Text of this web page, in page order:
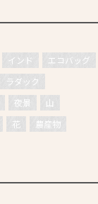
インド
エコバッグ
ラダック
夜景
山
花
農産物